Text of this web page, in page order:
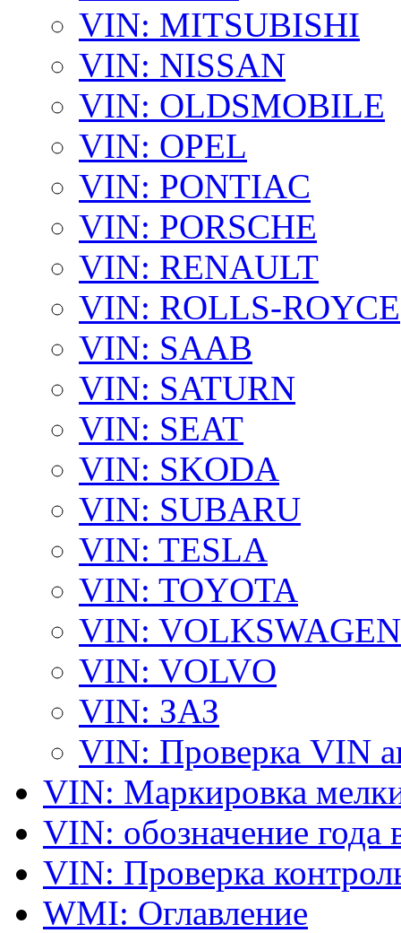
VIN: MITSUBISHI
VIN: NISSAN
VIN: OLDSMOBILE
VIN: OPEL
VIN: PONTIAC
VIN: PORSCHE
VIN: RENAULT
VIN: ROLLS-ROYCE
VIN: SAAB
VIN: SATURN
VIN: SEAT
VIN: SKODA
VIN: SUBARU
VIN: TESLA
VIN: TOYOTA
VIN: VOLKSWAGEN
VIN: VOLVO
VIN: ЗАЗ
VIN: Проверка VIN
VIN: Маркировка
VIN: обозначение года
VIN: Проверка
WMI: Оглавление